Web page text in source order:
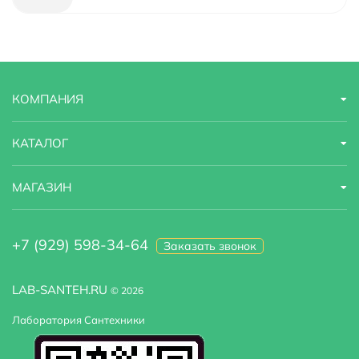
Назначение
Область применения
Стандарт подводки 1/2"
Стилистика дизайна современный
Тип подводки гибкая
Высота излива 15.5
LAB-SANTEH.RU © 2026
Лаборатория Сантехники
КОМПАНИЯ
КАТАЛОГ
МАГАЗИН
+7 (929) 598-34-64 Заказать звонок